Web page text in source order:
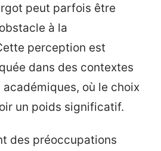
peut parfois être
à la
perception est
dans des contextes
où le choix
un poids significatif.
des préoccupations